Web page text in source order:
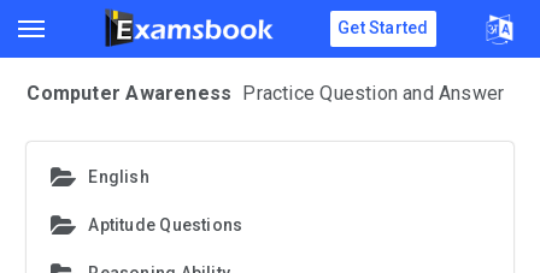
Get Started
Computer Awareness Practice Question and Answer
English
Aptitude Questions